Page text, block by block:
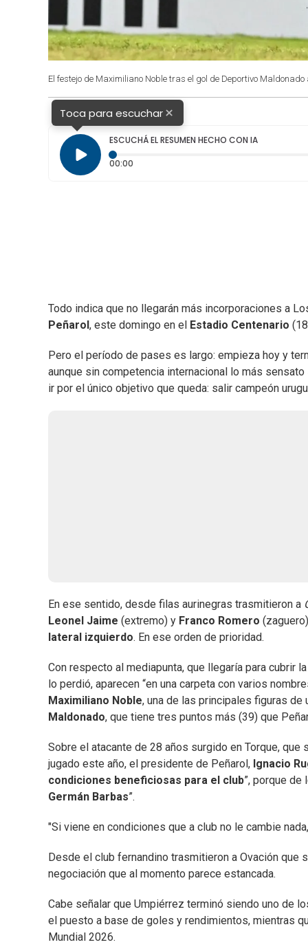
El festejo de Maximiliano Noble tras el gol de Deportivo Maldonado
Toca para escuchar×
ESCUCHÁ EL RESUMEN HECHO CON IA
00:00
Todo indica que no llegarán más incorporaciones a
Peñarol , este domingo en el Estadio Centenario
Pero el período de pases es largo: empieza hoy y
aunque sin competencia internacional lo más sensato
ir por el único objetivo que queda: salir campeón
En ese sentido, desde filas aurinegras trasmitieron a
Leonel Jaime (extremo) y Franco Romero
lateral izquierdo. En ese orden de prioridad.
Con respecto al mediapunta, que llegaría para cubrir
lo perdió, aparecen “en una carpeta con varios
Maximiliano Noble, una de las principales figuras
Maldonado, que tiene tres puntos más (39) que
Sobre el atacante de 28 años surgido en Torque,
jugado este año, el presidente de Peñarol, Ignacio
condiciones beneficiosas para el club”, porque de
Germán Barbas”.
"Si viene en condiciones que a club no le cambie
Desde el club fernandino trasmitieron a Ovación que
negociación que al momento parece estancada.
Cabe señalar que Umpiérrez terminó siendo uno de
el puesto a base de goles y rendimientos, mientras
Mundial 2026.